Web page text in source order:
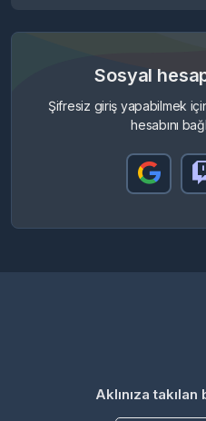
Sosyal
Şifresiz giriş yapabilmek
hesabını
Aklınıza